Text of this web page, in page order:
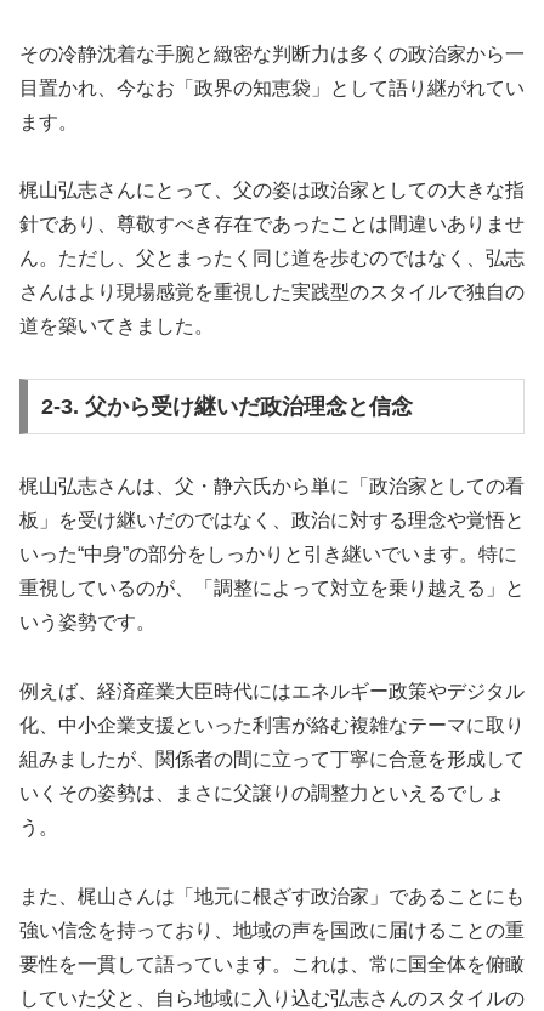
その冷静沈着な手腕と緻密な判断力は多くの政治家から一
目置かれ、今なお「政界の知恵袋」として語り継がれてい
ます。
梶山弘志さんにとって、父の姿は政治家としての大きな指
針であり、尊敬すべき存在であったことは間違いありませ
ん。ただし、父とまったく同じ道を歩むのではなく、弘志
さんはより現場感覚を重視した実践型のスタイルで独自の
道を築いてきました。
2-3. 父から受け継いだ政治理念と信念
梶山弘志さんは、父・静六氏から単に「政治家としての看
板」を受け継いだのではなく、政治に対する理念や覚悟と
いった“中身”の部分をしっかりと引き継いでいます。特に
重視しているのが、「調整によって対立を乗り越える」と
いう姿勢です。
例えば、経済産業大臣時代にはエネルギー政策やデジタル
化、中小企業支援といった利害が絡む複雑なテーマに取り
組みましたが、関係者の間に立って丁寧に合意を形成して
いくその姿勢は、まさに父譲りの調整力といえるでしょ
う。
また、梶山さんは「地元に根ざす政治家」であることにも
強い信念を持っており、地域の声を国政に届けることの重
要性を一貫して語っています。これは、常に国全体を俯瞰
していた父と、自ら地域に入り込む弘志さんのスタイルの